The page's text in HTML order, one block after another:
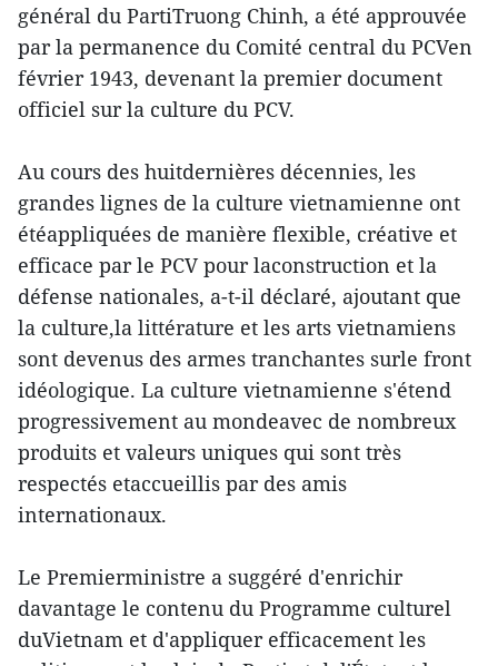
général du PartiTruong Chinh, a été approuvée
par la permanence du Comité central du PCVen
février 1943, devenant la premier document
officiel sur la culture du PCV.
Au cours des huitdernières décennies, les
grandes lignes de la culture vietnamienne ont
étéappliquées de manière flexible, créative et
efficace par le PCV pour laconstruction et la
défense nationales, a-t-il déclaré, ajoutant que
la culture,la littérature et les arts vietnamiens
sont devenus des armes tranchantes surle front
idéologique. La culture vietnamienne s'étend
progressivement au mondeavec de nombreux
produits et valeurs uniques qui sont très
respectés etaccueillis par des amis
internationaux.
Le Premierministre a suggéré d'enrichir
davantage le contenu du Programme culturel
duVietnam et d'appliquer efficacement les